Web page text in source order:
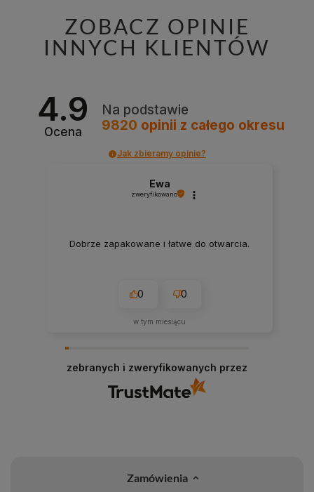
ZOBACZ OPINIE
INNYCH KLIENTÓW
4.9
Ocena
Na podstawie
9820 opinii z całego okresu
Jak zbieramy opinie?
Ewa
zweryfikowano
Dobrze zapakowane i łatwe do otwarcia.
0 0
w tym miesiącu
zebranych i zweryfikowanych przez
Zamówienia